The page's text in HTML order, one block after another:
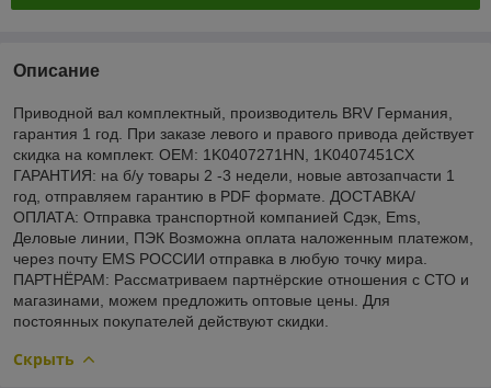
Описание
Приводной вал комплектный, производитель BRV Германия,
гарантия 1 год. При заказе левого и правого привода действует
скидка на комплект. OEM: 1K0407271HN, 1K0407451CX
ГАРАНТИЯ: на б/у товары 2 -3 недели, новые автозапчасти 1
год, отправляем гарантию в PDF формате. ДОСТАВКА/
ОПЛАТА: Отправка транспортной компанией Сдэк, Ems,
Деловые линии, ПЭК Возможна оплата наложенным платежом,
через почту EMS РОССИИ отправка в любую точку мира.
ПАРТНЁРАМ: Рассматриваем партнёрские отношения с СТО и
магазинами, можем предложить оптовые цены. Для
постоянных покупателей действуют скидки.
Скрыть